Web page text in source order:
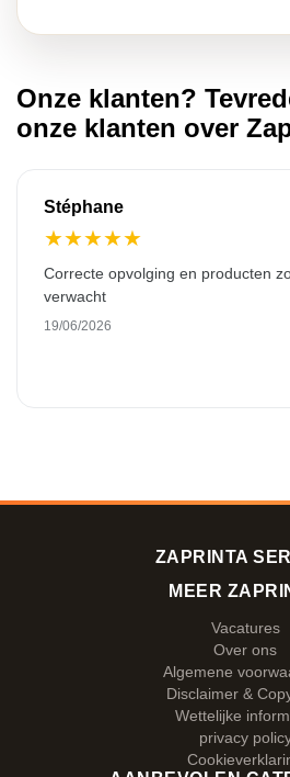
Onze klanten?
onze klanten over
Stéphane
★★★★★
Correcte opvolging en producten
verwacht
19/06/2026
ZAPRINTA
MEER
Vacatures
Over ons
Algemene
Disclaimer &
Wettelijke
privacy